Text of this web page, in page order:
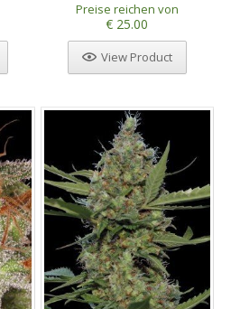
Preise reichen von
€ 25.00
View Product